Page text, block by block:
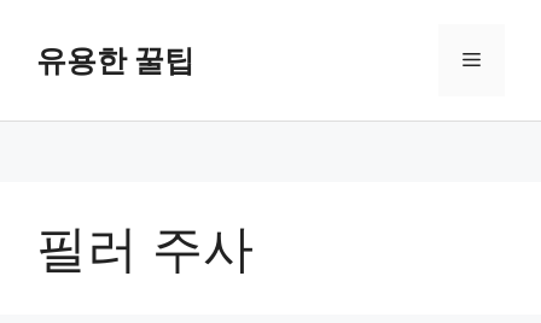
유용한 꿀팁 메
필러 주사